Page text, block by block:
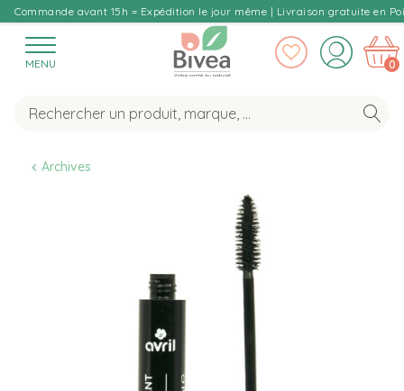
Commande avant 15h = Expédition le jour même | Livraison gratuite en
MENU 0
Archives